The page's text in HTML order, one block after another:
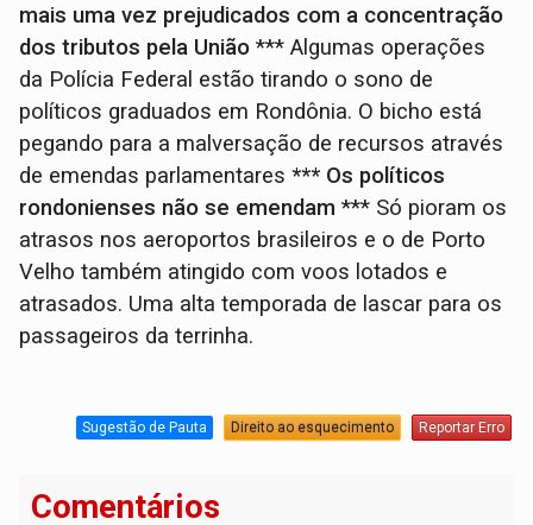
mais uma vez prejudicados com a concentração
dos tributos pela União*** Algumas operações
da Polícia Federal estão tirando o sono de
políticos graduados em Rondônia. O bicho está
pegando para a malversação de recursos através
de emendas parlamentares*** Os políticos
rondonienses não se emendam*** Só pioram os
atrasos nos aeroportos brasileiros e o de Porto
Velho também atingido com voos lotados e
atrasados. Uma alta temporada de lascar para os
passageiros da terrinha.
Sugestão de Pauta Direito ao esquecimento Reportar Erro
Comentários